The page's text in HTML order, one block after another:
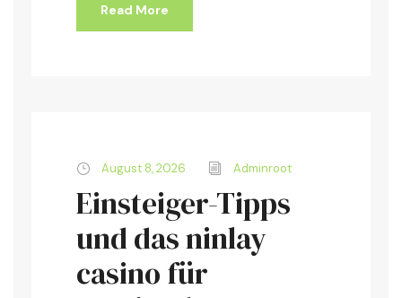
Read More
August 8, 2026 Adminroot
Einsteiger-Tipps
und das ninlay
casino für